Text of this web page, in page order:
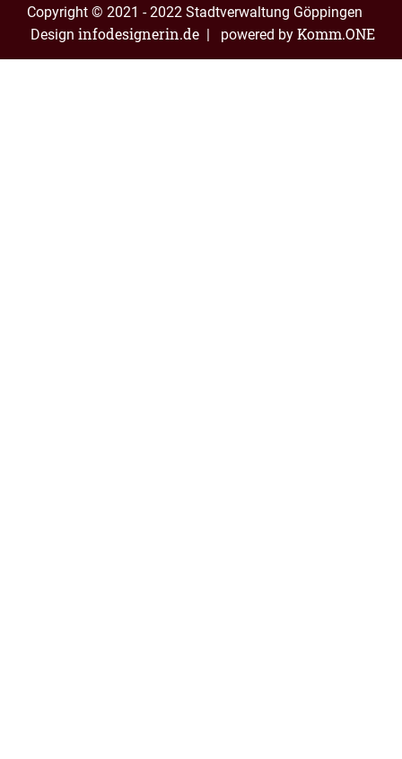
Copyright © 2021 - 2022 Stadtverwaltung Göppingen
Design infodesignerin.de | powered by Komm.ONE